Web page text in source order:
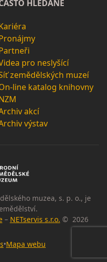
HLEDANÉ
pro neslyšící
zemědělských muzeí
line katalog knihovny
akcí
výstav
muzea, s. p. o., je
– NETservis s.r.o. © 2026
•Mapa webu